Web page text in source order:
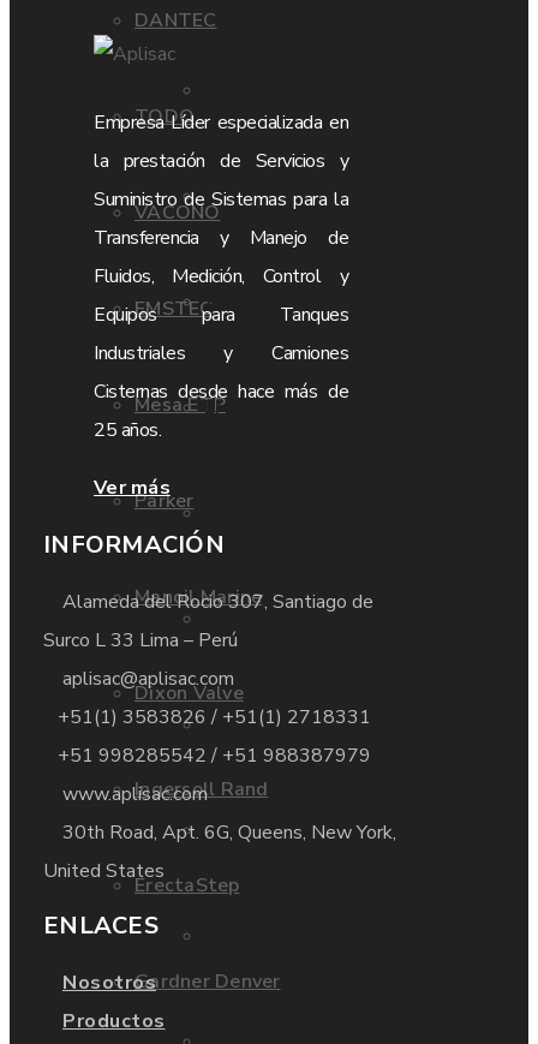
DANTEC
TODO
VACONO
EMSTEC
Mesa ETP
Parker
Manoil Marine
Dixon Valve
Ingersoll Rand
ErectaStep
Gardner Denver
TODO
VACONO
EMSTEC
Manoil Marine
Dixon Valve
Empresa Líder especializada en
la prestación de Servicios y
Suministro de Sistemas para la
Transferencia y Manejo de
Fluidos, Medición, Control y
Equipos para Tanques
Industriales y Camiones
Cisternas desde hace más de
25 años.
Ver más
INFORMACIÓN
Alameda del Rocio 307, Santiago de
Surco L 33 Lima – Perú
aplisac@aplisac.com
+51(1) 3583826 / +51(1) 2718331
+51 998285542 / +51 988387979
www.aplisac.com
30th Road, Apt. 6G, Queens, New York,
United States
ENLACES
Nosotros
Productos